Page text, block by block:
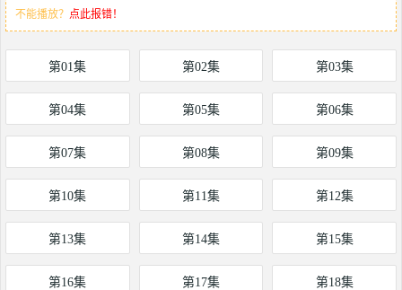
不能播放？ 点此报错！
第01集 第02集 第03集
第04集 第05集 第06集
第07集 第08集 第09集
第10集 第11集 第12集
第13集 第14集 第15集
第16集 第17集 第18集